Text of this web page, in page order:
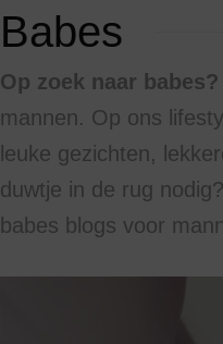
Babes
Op zoek naar babes?
mannen. Op ons
leuke gezichten,
duwtje in de rug
babes blogs voor